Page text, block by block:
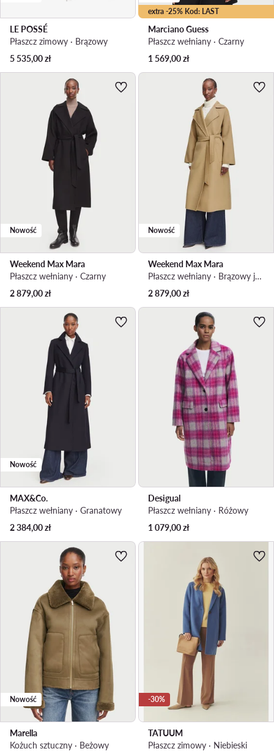
LE POSSÉ
Płaszcz zimowy · Brązowy
5 535,00zł
extra -25% Kod: LAST
Marciano Guess
Płaszcz wełniany · Czarny
1 569,00zł
Nowość
Weekend Max Mara
Płaszcz wełniany · Czarny
2 879,00zł
Nowość
Weekend Max Mara
Płaszcz wełniany · Brązowy jasny
2 879,00zł
Nowość
MAX&Co.
Płaszcz wełniany · Granatowy
2 384,00zł
Desigual
Płaszcz wełniany · Różowy
1 079,00zł
Nowość
Marella
Kożuch sztuczny · Beżowy
-30%
TATUUM
Płaszcz zimowy · Niebieski